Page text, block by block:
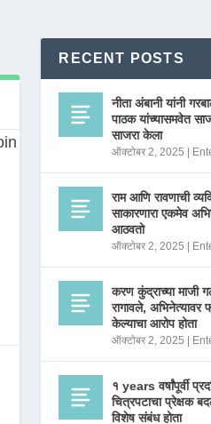
RECENT POSTS
नीता अंबानी यांनी
पाठक यांच्यासमवेत
साजरा केला
ऑक्टोबर 2, 2025
राम आणि रावणाची
साकारणारा एकमेव
आठवतो
ऑक्टोबर 2, 2025
करण कुंद्राच्या माजी
रागावले,
केल्याचा आरोप होता
ऑक्टोबर 2, 2025
१ years वर्षांपूर्वी
चित्रपटाचा प्रेक्षक
विशेष संबंध होता